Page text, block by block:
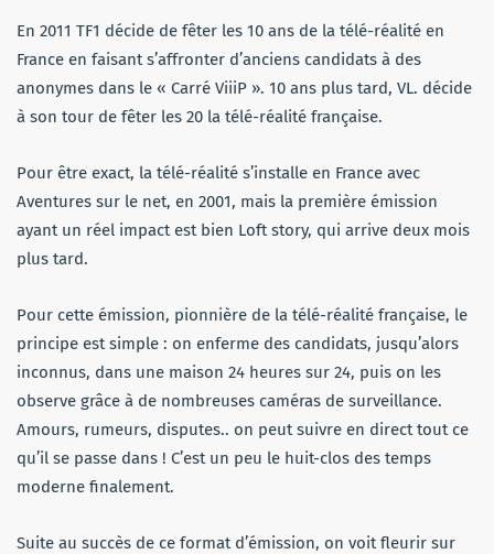
En 2011 TF1 décide de fêter les 10 ans de la télé-réalité en
France en faisant s’affronter d’anciens candidats à des
anonymes dans le « Carré ViiiP ». 10 ans plus tard, VL. décide
à son tour de fêter les 20 la télé-réalité française.
Pour être exact, la télé-réalité s’installe en France avec
Aventures sur le net, en 2001, mais la première émission
ayant un réel impact est bien Loft story, qui arrive deux mois
plus tard.
Pour cette émission, pionnière de la télé-réalité française, le
principe est simple : on enferme des candidats, jusqu’alors
inconnus, dans une maison 24 heures sur 24, puis on les
observe grâce à de nombreuses caméras de surveillance.
Amours, rumeurs, disputes.. on peut suivre en direct tout ce
qu’il se passe dans ! C’est un peu le huit-clos des temps
moderne finalement.
Suite au succès de ce format d’émission, on voit fleurir sur